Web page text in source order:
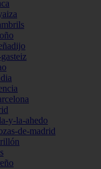
y-la-ahedo
de-madrid